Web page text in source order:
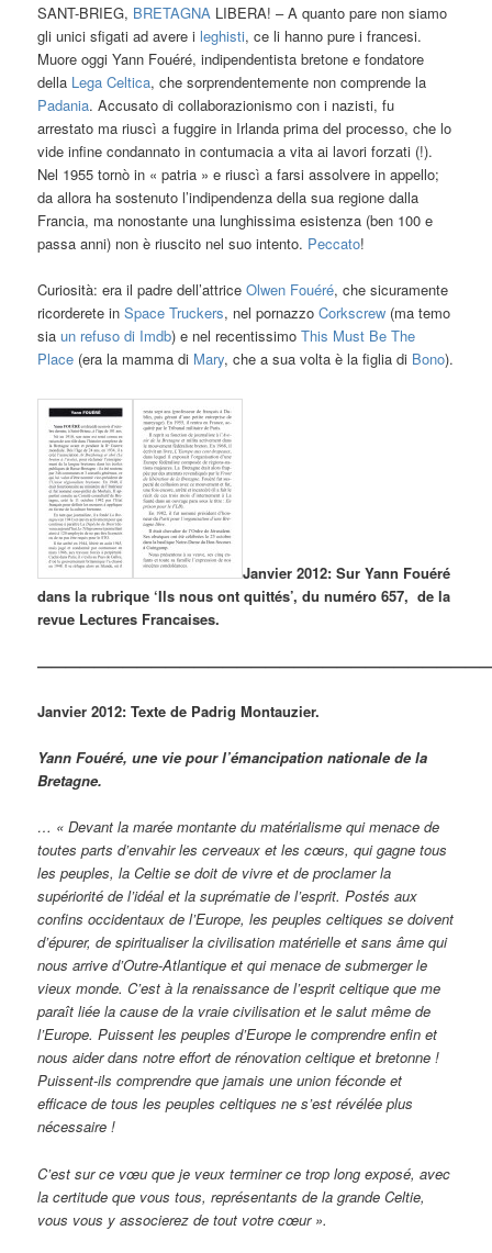
SANT-BRIEG, BRETAGNA LIBERA! – A quanto pare non siamo
gli unici sfigati ad avere i leghisti, ce li hanno pure i francesi.
Muore oggi Yann Fouéré, indipendentista bretone e fondatore
della Lega Celtica, che sorprendentemente non comprende la
Padania. Accusato di collaborazionismo con i nazisti, fu
arrestato ma riuscì a fuggire in Irlanda prima del processo, che lo
vide infine condannato in contumacia a vita ai lavori forzati (!).
Nel 1955 tornò in « patria » e riuscì a farsi assolvere in appello;
da allora ha sostenuto l’indipendenza della sua regione dalla
Francia, ma nonostante una lunghissima esistenza (ben 100 e
passa anni) non è riuscito nel suo intento. Peccato!
Curiosità: era il padre dell’attriceOlwen Fouéré, che sicuramente
ricorderete inSpace Truckers, nel pornazzoCorkscrew (ma temo
siaun refuso di Imdb) e nel recentissimoThis Must Be The
Place (era la mamma di Mary, che a sua volta è la figlia di Bono).
Janvier 2012: Sur Yann Fouéré
dans la rubrique ‘Ils nous ont quittés’, du numéro 657, de la
revue Lectures Francaises.
Janvier 2012: Texte de Padrig Montauzier.
Yann Fouéré, une vie pour l’émancipation nationale de la
Bretagne.
… « Devant la marée montante du matérialisme qui menace de
toutes parts d’envahir les cerveaux et les cœurs, qui gagne tous
les peuples, la Celtie se doit de vivre et de proclamer la
supériorité de l’idéal et la suprématie de l’esprit. Postés aux
confins occidentaux de l’Europe, les peuples celtiques se doivent
d’épurer, de spiritualiser la civilisation matérielle et sans âme qui
nous arrive d’Outre-Atlantique et qui menace de submerger le
vieux monde. C’est à la renaissance de l’esprit celtique que me
paraît liée la cause de la vraie civilisation et le salut même de
l’Europe. Puissent les peuples d’Europe le comprendre enfin et
nous aider dans notre effort de rénovation celtique et bretonne !
Puissent-ils comprendre que jamais une union féconde et
efficace de tous les peuples celtiques ne s’est révélée plus
nécessaire !
C’est sur ce vœu que je veux terminer ce trop long exposé, avec
la certitude que vous tous, représentants de la grande Celtie,
vous vous y associerez de tout votre cœur ».